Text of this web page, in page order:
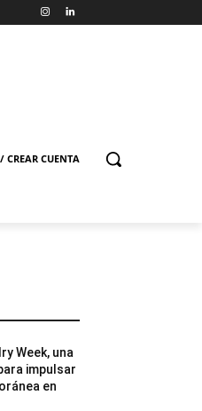
CREAR CUENTA
Week, una
impulsar
en